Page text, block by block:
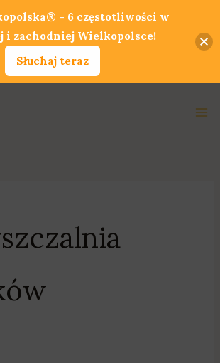
- 6 częstotliwości w
i zachodniej Wielkopolsce!
Słuchaj teraz